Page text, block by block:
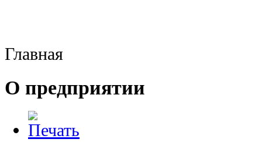
Главная
О предприятии